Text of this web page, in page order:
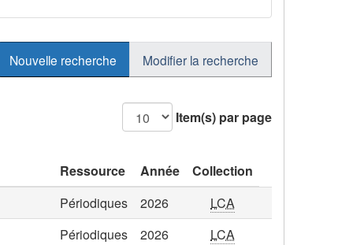
Nouvelle recherche Modifier la recherche
Item(s) par page
Ressource Année
Collection
Périodiques 2026
LCA
Périodiques 2026
LCA